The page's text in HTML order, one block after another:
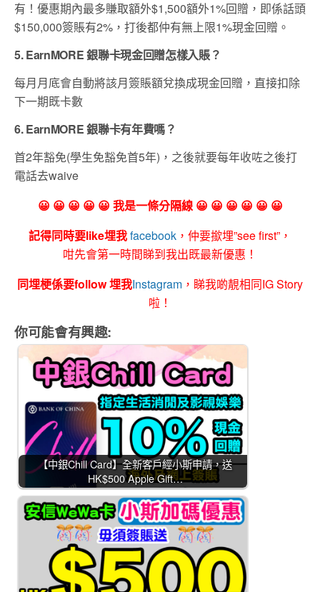
有！優惠期內最多賺取額外$1,500額外1%回贈，即係話頭
$150,000簽賬有2%，打後都仲有無上限1%現金回贈。
5. EarnMORE 銀聯卡現金回贈怎樣入賬？
每月月底會自動將該月簽賬額兌換成現金回贈，直接扣除
下一期既卡數
6. EarnMORE 銀聯卡有年費嗎？
首2年豁免(學生免豁免首5年)，之後就要每年收咗之後打
電話去waive
😀 😀 😀 😀 😀 我是一條分隔線 😀 😀 😀 😀 😀 😀
記得同時要like埋我facebook ，仲要撳埋”see first”，
咁先會第一時間睇到我出既最新優惠！
同埋梗係要follow 埋我Instagram ，睇我啲靚相同IG Story
啦！
你可能會有興趣:
【中銀Chill Card】全新客戶經小斯申請，送
HK$500 Apple Gift…